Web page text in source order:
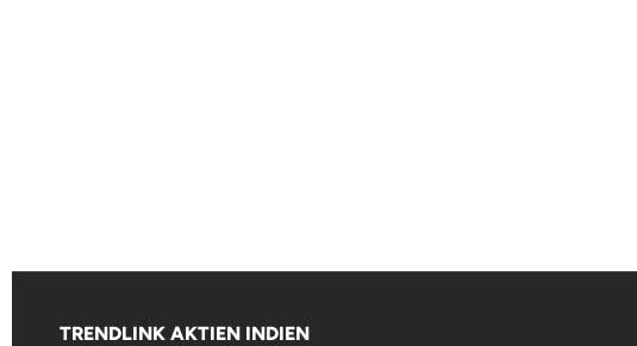
TRENDLINK AKTIEN INDIEN